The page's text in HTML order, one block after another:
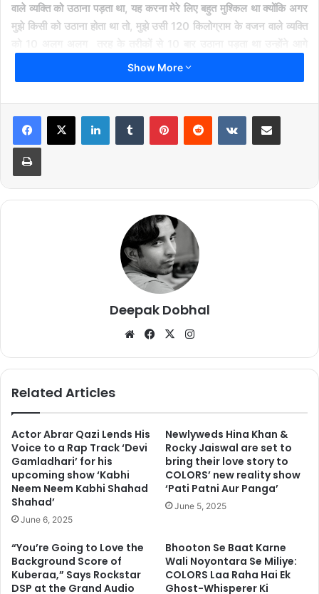
वाले व्यक्ति को उठाना पड़ता था, यह करना मेरे लिए बहुत मुश्किल था क्योंकि अगर
मुझे किसी को उठाना होता था तो, मुझे उसी 120 किलोग्राम के वजन वाले व्यक्ति
जब मैं शुटिंग के बाद रिंग से बाहर आता था
तरह महसूस करता था मैं सीधी तरह से खड़े होकर नहीं चल सकता था।
इस बयान के बाद सलमान की काफी आलोचना हुई ! यहाँ तक की उनके खिलाफ
आमिर खान
2016 में एक प्रोग्राम में आमिर खान ने कहा कि उनकी पत्नी की कहती हैं कि
में कई घटनाओं ने उन्हें चिंतित किया है और उनकी पत्नी किरण राव ने उन्हें देश
छोड़ने तक का सुझाव दे दिया था. उन्होंने कहा कि किरण को अपने बच्चों की चिंता
है. उन्हें हर दिन अखबार खोलने तक में डर लगता है.
Show More
Deepak Dobhal
We
te
Fa
bo
X
ra
Related Articles
Actor Abrar Qazi Lends His
Voice to a Rap Track ‘Devi
Gamladhari’ for his
upcoming show ‘Kabhi
Neem Neem Kabhi Shahad
Shahad’
June 6, 2025
Newlyweds Hina Khan &
Rocky Jaiswal are set to
bring their love story to
COLORS’ new reality show
‘Pati Patni Aur Panga’
June 5, 2025
“You’re Going to Love the
Background Score of
Kuberaa,” Says Rockstar
DSP at the Grand Audio
Bhooton Se Baat Karne
Wali Noyontara Se Miliye:
COLORS Laa Raha Hai Ek
Ghost-Whisperer Ki